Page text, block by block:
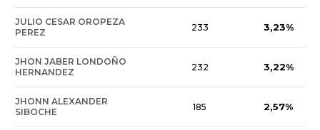
JULIO CESAR OROPEZA
PEREZ
233 3,23%
JHON JABER LONDOÑO
HERNANDEZ
232 3,22%
JHONN ALEXANDER
SIBOCHE
185 2,57%